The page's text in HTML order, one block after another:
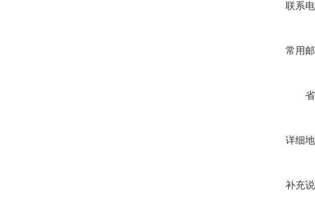
联系
常用
详细
补充